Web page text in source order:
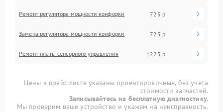
Ремонт регулятора мощности конфорки 725 р
Замена регулятора мощности конфорки 725 р
Ремонт платы сенсорного управления 1225 р
Цены в прайс-листе указаны ориентировочные, без учета
стоимости запчастей.
Записывайтесь на бесплатную диагностику.
Мы проверим ваше устройство и укажем на неисправность.